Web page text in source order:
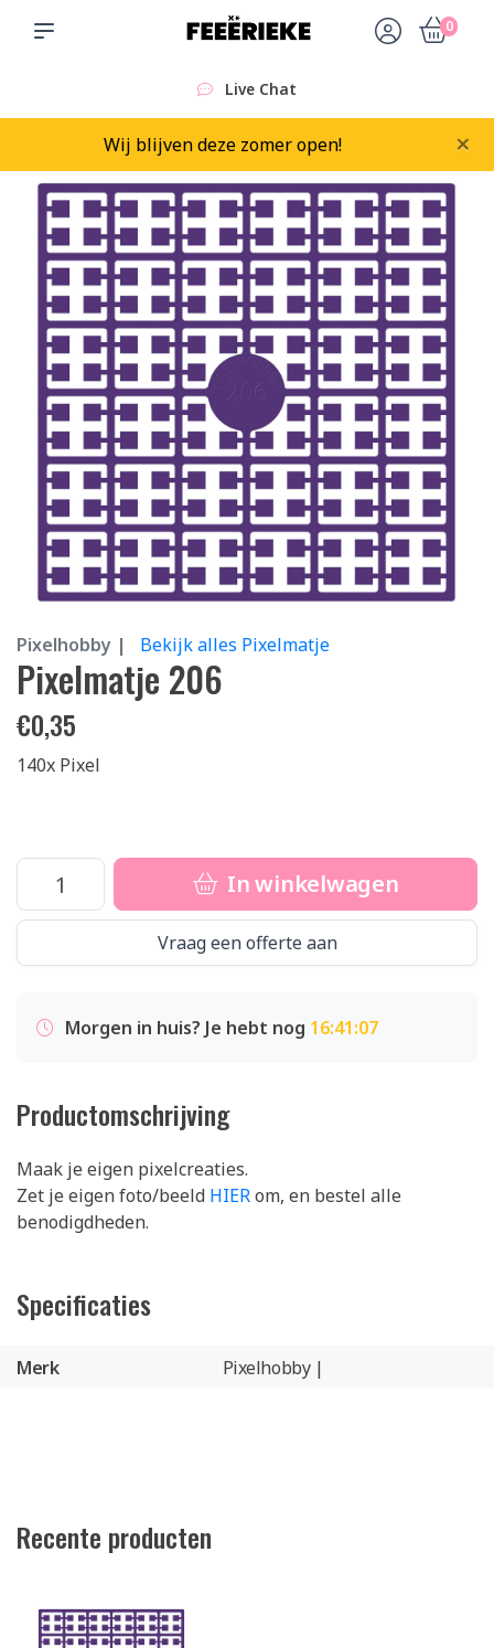
0
Live Chat
Wij blijven deze zomer open! ×
Pixelhobby | Bekijk alles Pixelmatje
Pixelmatje 206
€0,35
140x Pixel
In winkelwagen
Vraag een offerte aan
Morgen in huis? Je hebt nog 16:41:07
Productomschrijving
Maak je eigen pixelcreaties.
Zet je eigen foto/beeld HIERom, en bestel alle
benodigdheden.
Specificaties
Merk Pixelhobby |
Recente producten